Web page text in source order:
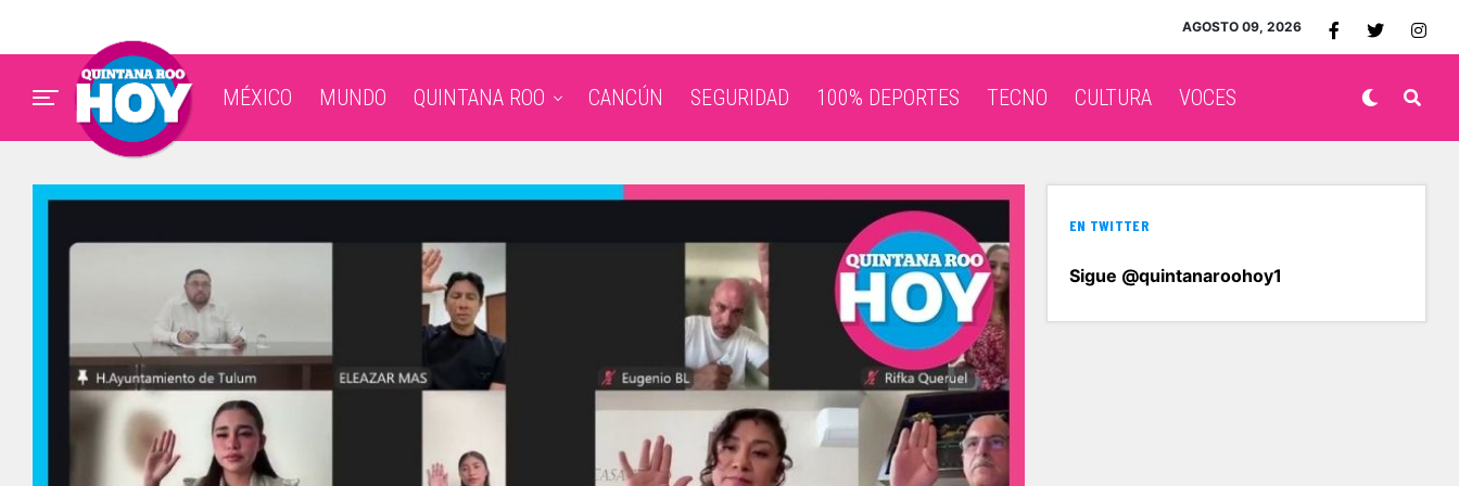
AGOSTO 09, 2026
MÉXICO MUNDO QUINTANA ROO CANCÚN SEGURIDAD 100% DEPORTES TECNO CULTURA VOCES
EN TWITTER
Sigue @quintanaroohoy1